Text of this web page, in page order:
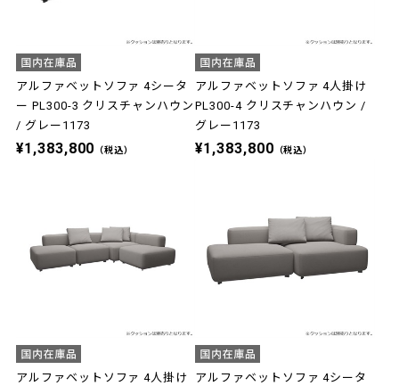
アルファベットソファ 4シータ
ー PL300-3 クリスチャンハウン
/ グレー1173
¥1,383,800 （税込）
アルファベットソファ 4人掛け
PL300-4 クリスチャンハウン /
グレー1173
¥1,383,800 （税込）
アルファベットソファ 4人掛け
アルファベットソファ 4シータ